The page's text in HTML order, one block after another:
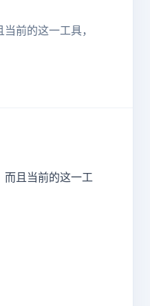
前的这一工具，
且当前的这一工